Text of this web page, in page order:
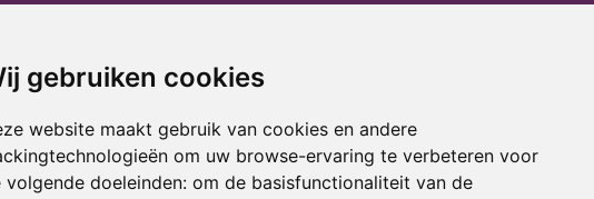
gebruiken cookies
website maakt gebruik van cookies en andere
om uw browse-ervaring te verbeteren voor
volgende doeleinden: om de basisfunctionaliteit van de
Statafel huren
Laptop huren
Beamer huren
Racestoel huren
Projectiescherm huren
Cadeau ideeën
Print service
Kortingscode